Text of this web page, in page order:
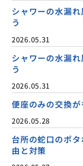
シャワーの水漏
う
2026.05.31
シャワーの水漏
う
2026.05.31
便座のみの交換
2026.05.28
台所の蛇口のポ
由と対策